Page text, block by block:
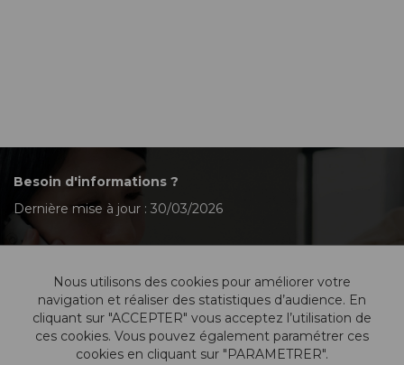
Besoin d'informations ?
Dernière mise à jour : 30/03/2026
Contactez-nous
Nous utilisons des cookies pour améliorer votre
navigation et réaliser des statistiques d’audience. En
cliquant sur "ACCEPTER" vous acceptez l’utilisation de
ces cookies. Vous pouvez également paramétrer ces
cookies en cliquant sur "PARAMETRER".